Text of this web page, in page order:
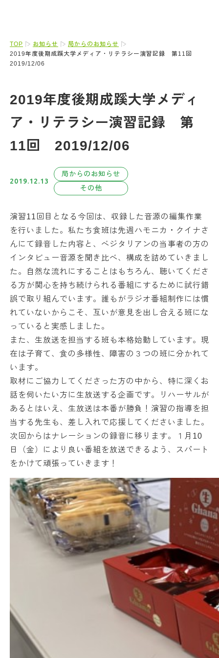
TOP お知らせ
局からのお知らせ
2019年度後期成蹊大学メディア・リテラシー演習記録 第11回
2019/12/06
2019年度後期成蹊大学メディ
ア・リテラシー演習記録 第
11回 2019/12/06
2019.12.13
局からのお知らせ
その他
演習11回目となる今回は、収録した音源の編集作業
を行いました。私たち食班は先週ハモニカ・クイナさ
んにて録音した内容と、ベジタリアンの当事者の方の
インタビュー音源を聞き比べ、構成を詰めていきまし
た。自然な流れにすることはもちろん、聴いてくださ
る方が関心を持ち続けられる番組にするために試行錯
誤で取り組んでいます。誰もがラジオ番組制作には慣
れていないからこそ、互いが意見を出し合える班にな
っていると実感しました。
また、生放送を担当する班も本格始動しています。現
在は子育て、食の多様性、障害の３つの班に分かれて
います。
取材にご協力してくださった方の中から、特に深くお
話を伺いたい方に生放送する企画です。リハーサルが
あるとはいえ、生放送は本番が勝負！演習の指導を担
当する先生も、差し入れで応援してくださいました。
次回からはナレーションの録音に移ります。１月10
日（金）により良い番組を放送できるよう、スパート
をかけて頑張っていきます！